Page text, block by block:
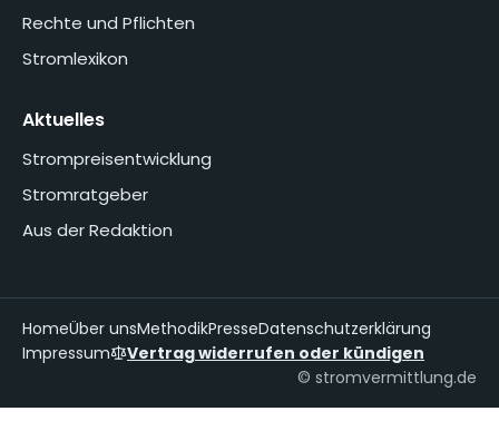
Rechte und Pflichten
Stromlexikon
Aktuelles
Strompreisentwicklung
Stromratgeber
Aus der Redaktion
HomeÜber unsMethodikPresseDatenschutzerklärung
Impressum
Vertrag widerrufen oder kündigen
© stromvermittlung.de